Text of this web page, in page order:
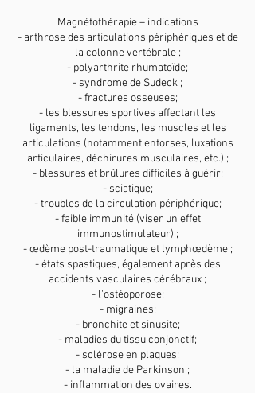
Magnétothérapie – indications
- arthrose des articulations périphériques et de
la colonne vertébrale ;
- polyarthrite rhumatoïde;
- syndrome de Sudeck ;
- fractures osseuses;
- les blessures sportives affectant les
ligaments, les tendons, les muscles et les
articulations (notamment entorses, luxations
articulaires, déchirures musculaires, etc.) ;
- blessures et brûlures difficiles à guérir;
- sciatique;
- troubles de la circulation périphérique;
- faible immunité (viser un effet
immunostimulateur) ;
- œdème post-traumatique et lymphœdème ;
- états spastiques, également après des
accidents vasculaires cérébraux ;
- l'ostéoporose;
- migraines;
- bronchite et sinusite;
- maladies du tissu conjonctif;
- sclérose en plaques;
- la maladie de Parkinson ;
- inflammation des ovaires.